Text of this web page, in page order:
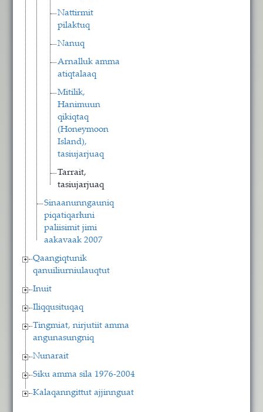
Nattirmit
pilaktuq
Nanuq
Arnalluk amma
atiqtalaaq
Mitilik,
Hanimuun
qikiqtaq
(Honeymoon
Island),
tasiujarjuaq
Tarrait,
tasiujarjuaq
Sinaanunngauniq
piqatiqarłuni
paliisimit jimi
aakavaak 2007
Qaangiqtunik
qanuiliurniulauqtut
Inuit
Iliqqusituqaq
Tingmiat, nirjutiit amma
angunasungniq
Nunarait
Siku amma sila 1976-2004
Kalaqanngittut ajjinnguat